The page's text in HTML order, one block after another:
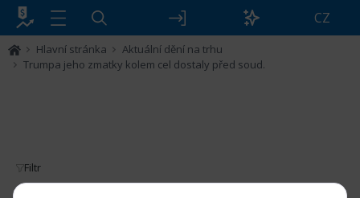
CZ
Hlavní stránka
Aktuální dění na trhu
Trumpa jeho zmatky kolem cel dostaly před soud.
Filtr